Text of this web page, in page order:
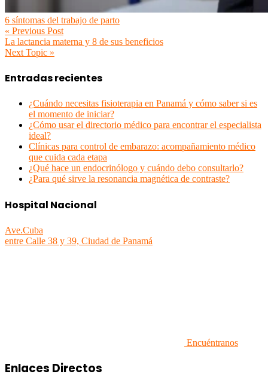
6 síntomas del trabajo de parto
« Previous Post
La lactancia materna y 8 de sus beneficios
Next Topic »
Entradas recientes
¿Cuándo necesitas fisioterapia en Panamá y cómo saber si es
el momento de iniciar?
¿Cómo usar el directorio médico para encontrar el especialista
ideal?
Clínicas para control de embarazo: acompañamiento médico
que cuida cada etapa
¿Qué hace un endocrinólogo y cuándo debo consultarlo?
¿Para qué sirve la resonancia magnética de contraste?
Hospital Nacional
Ave.Cuba
entre Calle 38 y 39, Ciudad de Panamá
Encuéntranos
Enlaces Directos